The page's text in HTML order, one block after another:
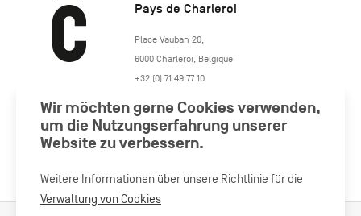
Pays de Charleroi
https://www.paysdecharleroi.be/
Place Vauban 20,
6000 Charleroi, Belgique
+32 (0) 71 49 77 10
Besuchen Sie uns
Wir möchten gerne Cookies verwenden,
um die Nutzungserfahrung unserer
Website zu verbessern.
Weitere Informationen über unsere Richtlinie für die
Verwaltung von Cookies